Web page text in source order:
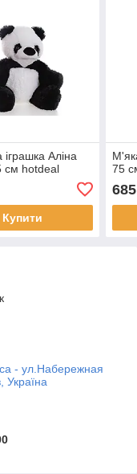
Аліна
см hotdeal
Купити
75
685
- ул.Набережная